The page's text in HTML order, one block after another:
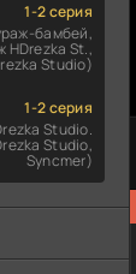
1-2 серия
бамбей,
HDrezka St.,
Studio)
1-2 серия
Studio.
Studio,
Syncmer)